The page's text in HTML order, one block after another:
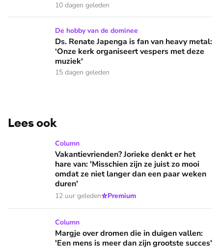
10 dagen geleden
Ds. Renate Japenga is fan van heavy metal: ‘Onze kerk
De hobby van de dominee
Ds. Renate Japenga is fan van heavy metal:
‘Onze kerk organiseert vespers met deze
muziek'
15 dagen geleden
Lees ook
Vakantievrienden? Jorieke denkt er het hare van:
Column
Vakantievrienden? Jorieke denkt er het
hare van: 'Misschien zijn ze juist zo mooi
omdat ze niet langer dan een paar weken
duren'
12 uur geleden⭐Premium
Margje over dromen die in duigen vallen: 'Een mens is
Column
Margje over dromen die in duigen vallen:
'Een mens is meer dan zijn grootste succes'